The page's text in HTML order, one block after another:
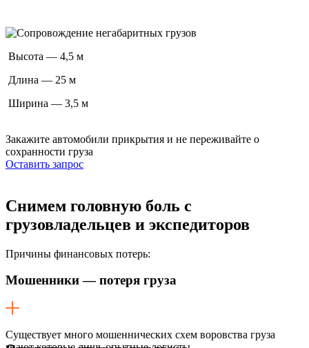
Высота — 4,5 м
Длина — 25 м
Ширина — 3,5 м
Закажите автомобили прикрытия и не переживайте о
сохранности груза
Оставить запрос
Снимем головную боль с
грузовладельцев и экспедиторов
Причины финансовых потерь:
Мошенники — потеря груза
Существует много мошеннических схем воровства груза